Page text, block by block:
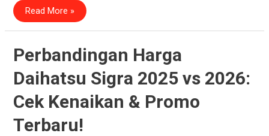
Daftar
Harga
Daihatsu
Sigra
2026:
Baru
Bekas,
Mana
Untung?
Read More »
Perbandingan Harga
Daihatsu Sigra 2025 vs 2026:
Cek Kenaikan & Promo
Terbaru!